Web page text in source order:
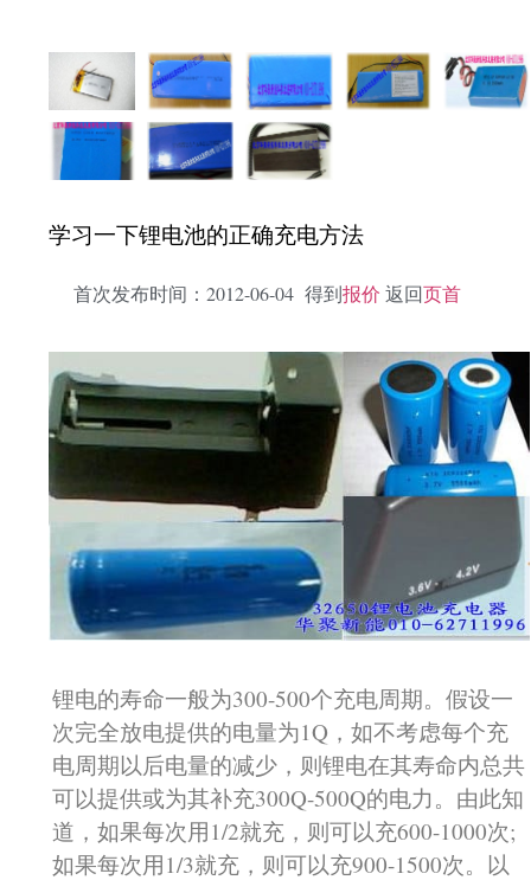
学习一下锂电池的正确充电方法
首次发布时间：2012-06-04 得到报价 返回页首
锂电的寿命一般为300-500个充电周期。假设一
次完全放电提供的电量为1Q，如不考虑每个充
电周期以后电量的减少，则锂电在其寿命内总共
可以提供或为其补充300Q-500Q的电力。由此知
道，如果每次用1/2就充，则可以充600-1000次;
如果每次用1/3就充，则可以充900-1500次。以